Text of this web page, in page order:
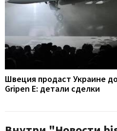
Швеция продаст Украине
Gripen E: детали сделки